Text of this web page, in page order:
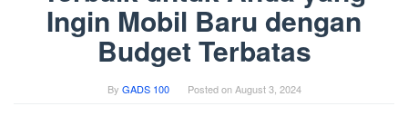
Ingin Mobil Baru dengan
Budget Terbatas
By GADS 100 Posted onAugust 3, 2024